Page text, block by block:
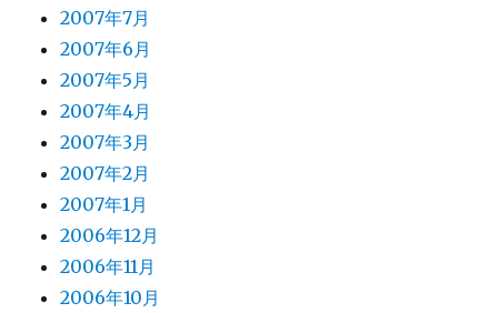
2007年7月
2007年6月
2007年5月
2007年4月
2007年3月
2007年2月
2007年1月
2006年12月
2006年11月
2006年10月